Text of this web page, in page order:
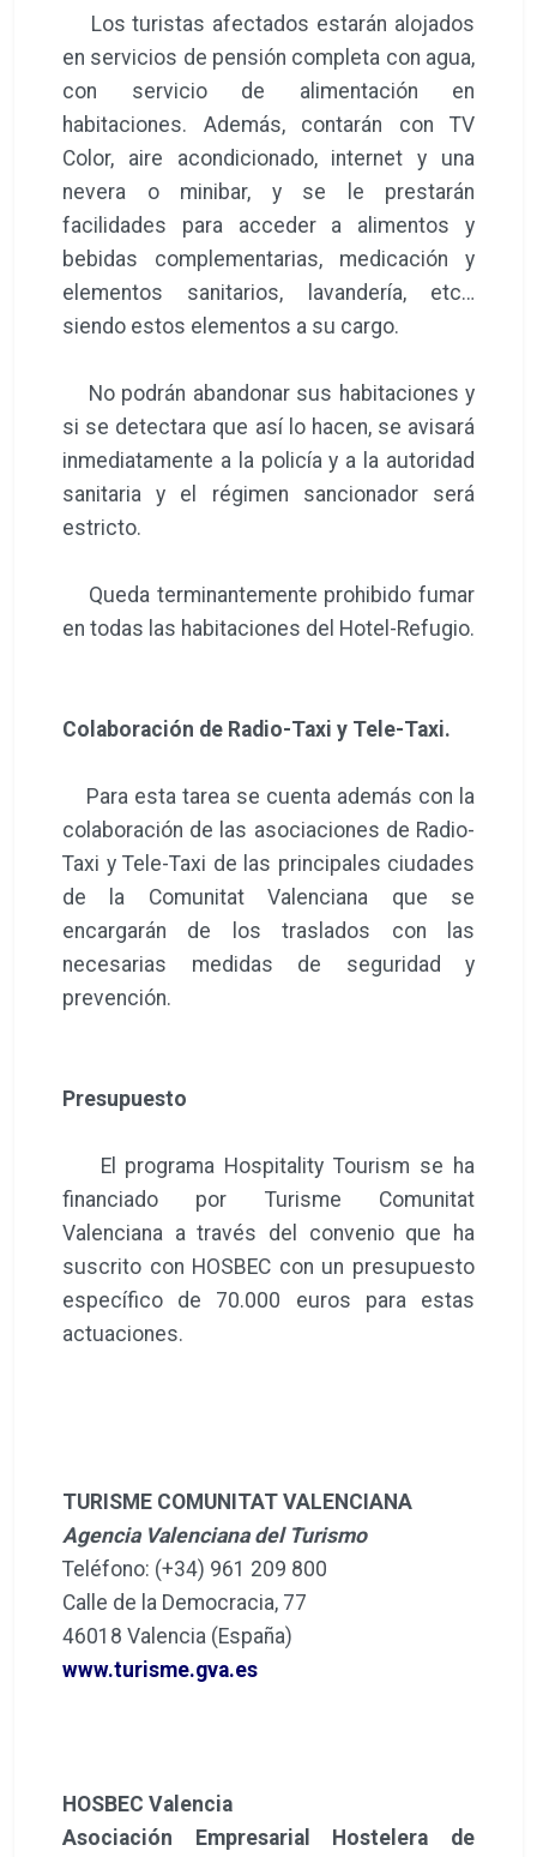
Los turistas afectados estarán alojados
en servicios de pensión completa con agua,
con servicio de alimentación en
habitaciones. Además, contarán con TV
Color, aire acondicionado, internet y una
nevera o minibar, y se le prestarán
facilidades para acceder a alimentos y
bebidas complementarias, medicación y
elementos sanitarios, lavandería, etc…
siendo estos elementos a su cargo.
No podrán abandonar sus habitaciones y
si se detectara que así lo hacen, se avisará
inmediatamente a la policía y a la autoridad
sanitaria y el régimen sancionador será
estricto.
Queda terminantemente prohibido fumar
en todas las habitaciones del Hotel-Refugio.
Colaboración de Radio-Taxi y Tele-Taxi.
Para esta tarea se cuenta además con la
colaboración de las asociaciones de Radio-
Taxi y Tele-Taxi de las principales ciudades
de la Comunitat Valenciana que se
encargarán de los traslados con las
necesarias medidas de seguridad y
prevención.
Presupuesto
El programa Hospitality Tourism se ha
financiado por Turisme Comunitat
Valenciana a través del convenio que ha
suscrito con HOSBEC con un presupuesto
específico de 70.000 euros para estas
actuaciones.
TURISME COMUNITAT VALENCIANA
Agencia Valenciana del Turismo
Teléfono: (+34) 961 209 800
Calle de la Democracia, 77
46018 Valencia (España)
www.turisme.gva.es
HOSBEC Valencia
Asociación Empresarial Hostelera de